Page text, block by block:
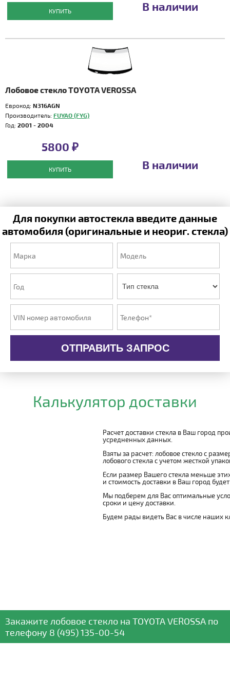
КУПИТЬ В наличии
Лобовое стекло TOYOTA VEROSSA
Еврокод: N316AGN
Производитель: FUYAO (FYG)
Год: 2001 - 2004
5800 ₽
КУПИТЬ В наличии
Для покупки автостекла введите данные
автомобиля (оригинальные и неориг. стекла)
ОТПРАВИТЬ ЗАПРОС
Калькулятор доставки
Расчет доставки стекла в Ваш город
усредненных данных.
Взяты за расчет: лобовое стекло с
лобового стекла с учетом жесткой
Если размер Вашего стекла меньше
и стоимость доставки в Ваш город
Мы подберем для Вас оптимальные
сроки и цену доставки.
Будем рады видеть Вас в числе наших
Закажите лобовое стекло на TOYOTA VEROSSA по
телефону 8 (495) 135-00-54